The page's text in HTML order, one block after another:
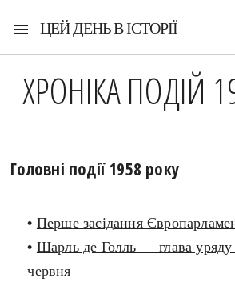
menu ЦЕЙ ДЕНЬ В ІСТОРІЇ
ХРОНІКА ПОДІЙ
Головні події 1958 року
• Перше засідання
• Шарль де Голль — глава уряду
червня